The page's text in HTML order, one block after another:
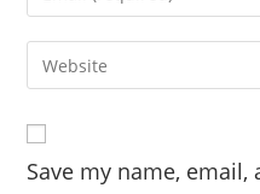
comment
your
email
address
Enter
your
URL
(optional)
Save my name,